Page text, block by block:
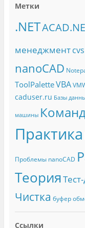
Метки
.NET
менеджмент cvs
nanoCAD
ToolPaletteVBA
caduser.ru Базы
машины
Практика
Проблемы nanoCAD
Теория
Чистка буфер
Ссылки